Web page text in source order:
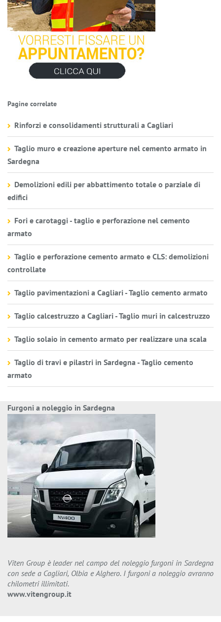
Pagine correlate
Rinforzi e consolidamenti strutturali a Cagliari
Taglio muro e creazione aperture nel cemento armato in
Sardegna
Demolizioni edili per abbattimento totale o parziale di
edifici
Fori e carotaggi - taglio e perforazione nel cemento
armato
Taglio e perforazione cemento armato e CLS: demolizioni
controllate
Taglio pavimentazioni a Cagliari - Taglio cemento armato
Taglio calcestruzzo a Cagliari - Taglio muri in calcestruzzo
Taglio solaio in cemento armato per realizzare una scala
Taglio di travi e pilastri in Sardegna - Taglio cemento
armato
Furgoni a noleggio in Sardegna
Viten Group è leader nel campo del noleggio furgoni in Sardegna
con sede a Cagliari, Olbia e Alghero. I furgoni a noleggio avranno
chilometri illimitati.
www.vitengroup.it